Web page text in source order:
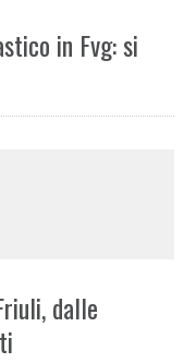
in Fvg: si
dalle